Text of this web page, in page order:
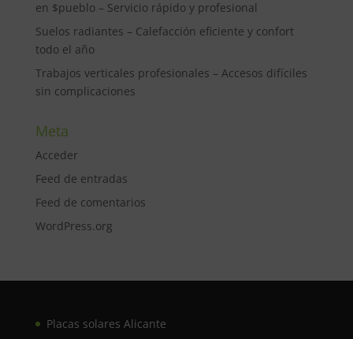
en $pueblo – Servicio rápido y profesional
Suelos radiantes – Calefacción eficiente y confort
todo el año
Trabajos verticales profesionales – Accesos difíciles
sin complicaciones
Meta
Acceder
Feed de entradas
Feed de comentarios
WordPress.org
Placas solares Alicante